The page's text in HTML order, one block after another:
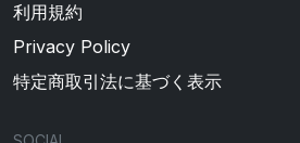
利用規約
Privacy Policy
特定商取引法に基づく表示